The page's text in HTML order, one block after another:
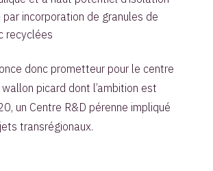
incorporation de granules de
recyclées
donc prometteur pour le centre
picard dont l’ambition est
un Centre R&D pérenne impliqué
transrégionaux.